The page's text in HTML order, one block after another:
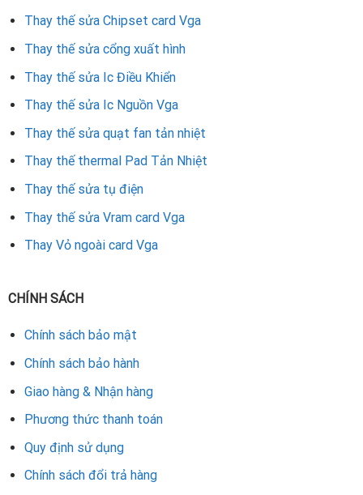
Thay thế sửa Chipset card Vga
Thay thế sửa cổng xuất hình
Thay thế sửa Ic Điều Khiển
Thay thế sửa Ic Nguồn Vga
Thay thế sửa quạt fan tản nhiệt
Thay thế thermal Pad Tản Nhiệt
Thay thế sửa tụ điện
Thay thế sửa Vram card Vga
Thay Vỏ ngoài card Vga
CHÍNH SÁCH
Chính sách bảo mật
Chính sách bảo hành
Giao hàng & Nhận hàng
Phương thức thanh toán
Quy định sử dụng
Chính sách đổi trả hàng